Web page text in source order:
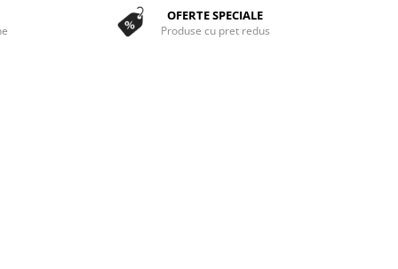
OFERTE SPECIALE
Produse cu pret redus